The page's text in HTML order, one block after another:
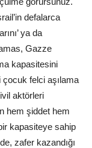
defalarca
ya da
Gazze
kapasitesini
çocuk felci aşılama
aktörleri
hem şiddet hem
kapasiteye sahip
zafer kazandığı